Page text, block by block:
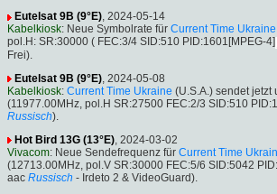
Eutelsat 9B (9°E), 2024-05-14
Kabelkiosk: Neue Symbolrate für Current Time Ukraine
pol.H: SR:30000 ( FEC:3/4 SID:510 PID:1601[MPEG-4]
Frei).
Eutelsat 9B (9°E) , 2024-05-08
Kabelkiosk: Current Time Ukraine (U.S.A.) sendet jetzt
(11977.00MHz, pol.H SR:27500 FEC:2/3 SID:510
Russisch).
Hot Bird 13G (13°E) , 2024-03-02
Vivacom: Neue Sendefrequenz für Current Time
(12713.00MHz, pol.V SR:30000 FEC:5/6 SID:5042
aac Russisch - Irdeto 2 & VideoGuard).